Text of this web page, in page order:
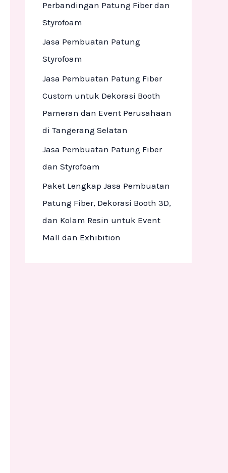
r
:
Perbandingan Patung Fiber dan
Styrofoam
Jasa Pembuatan Patung
Styrofoam
Jasa Pembuatan Patung Fiber
Custom untuk Dekorasi Booth
Pameran dan Event Perusahaan
di Tangerang Selatan
Jasa Pembuatan Patung Fiber
dan Styrofoam
Paket Lengkap Jasa Pembuatan
Patung Fiber, Dekorasi Booth 3D,
dan Kolam Resin untuk Event
Mall dan Exhibition